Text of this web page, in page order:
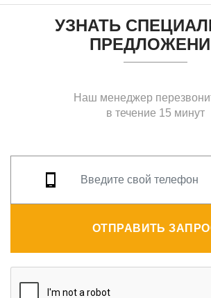
УЗНАТЬ
Наш менеджер
в течение 15 минут
ОТПРАВИТЬ